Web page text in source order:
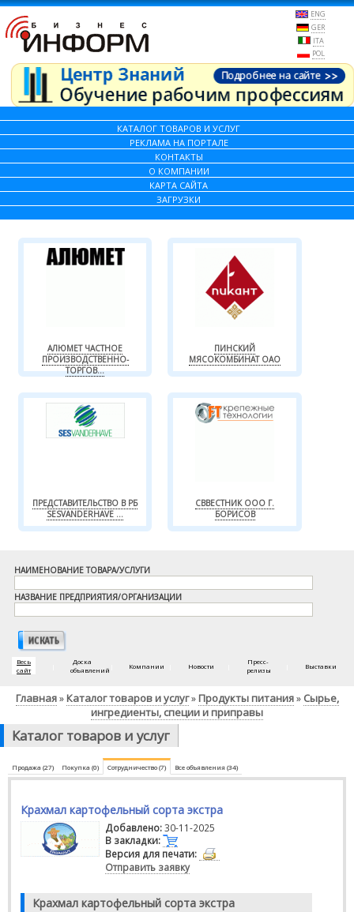
ENG
GER
ITA
POL
КАТАЛОГ ТОВАРОВ И УСЛУГ
РЕКЛАМА НА ПОРТАЛЕ
КОНТАКТЫ
О КОМПАНИИ
КАРТА САЙТА
ЗАГРУЗКИ
АЛЮМЕТ ЧАСТНОЕ
ПРОИЗВОДСТВЕННО-
ТОРГОВ...
ПИНСКИЙ
МЯСОКОМБИНАТ ОАО
ПРЕДСТАВИТЕЛЬСТВО В РБ
SESVANDERHAVE ...
СВВЕСТНИК ООО Г.
БОРИСОВ
НАИМЕНОВАНИЕ ТОВАРА/УСЛУГИ
НАЗВАНИЕ ПРЕДПРИЯТИЯ/ОРГАНИЗАЦИИ
Весь
сайт
Доска
объявлений
Компании Новости
Пресс-
релизы
Выставки
Главная» Каталог товаров и услуг» Продукты питания» Сырье,
ингредиенты, специи и приправы
Каталог товаров и услуг
Продажа (27) Покупка (0) Сотрудничество (7) Все объявления (34)
Крахмал картофельный сорта экстра
Добавлено:30-11-2025
В закладки:
Версия для печати:
Отправить заявку
Крахмал картофельный сорта экстра